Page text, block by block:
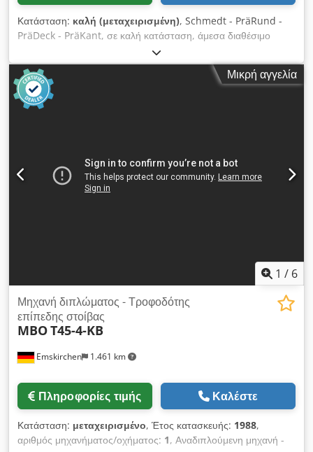
Κατάσταση: καλή (μεταχειρισμένη), Schmedt - PräRund -
PräDeck - PräKant, σε καλή κατάσταση, άμεσα διαθέσιμο
Μικρή αγγελία
1 / 6
Emskirchen 1.461 km
Μηχανή διπλώματος - Τροφοδότης
επίπεδης στοίβας
MBOT45-4-KB
Πληροφορίες τιμής Καλέστε
Κατάσταση: μεταχειρισμένο, Έτος κατασκευής: 1988,
αριθμός μηχανήματος/οχήματος: 1, Αναδιπλούμενη μηχανή -